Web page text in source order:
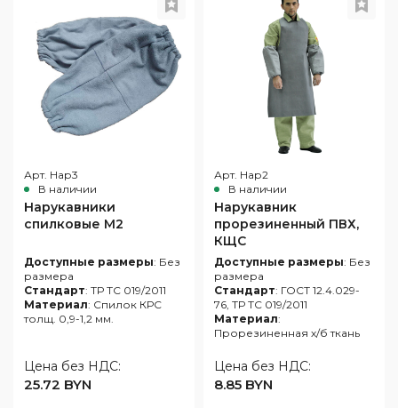
Влагозащитная
одежда
Одноразовая
спецодежда
Одежда
для
Обувь
для
защиты
от
повышенных
температур
Аксессуары
головы
Защитные
фартуки
Наколенники
Диэлектрические
изделия
высотных
работах
Ткани
швейная
фурнитура
Арт. Нар3
В наличии
Нарукавники
спилковые М2
Доступные размеры: Без
размера
Стандарт: ТР ТС 019/2011
Материал: Спилок КРС
толщ. 0,9-1,2 мм.
Цена без НДС:
25.72 BYN
Арт. Нар2
В наличии
Нарукавник
прорезиненный ПВХ,
КЩС
Доступные размеры: Без
размера
Стандарт: ГОСТ 12.4.029-
76, ТР ТС 019/2011
Материал:
Прорезиненная х/б ткань
Цена без НДС:
8.85 BYN